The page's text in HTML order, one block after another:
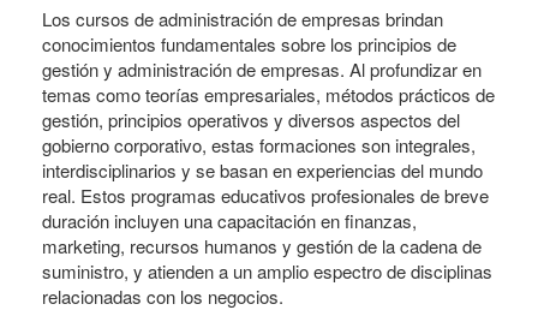
Los cursos de administración de empresas brindan
conocimientos fundamentales sobre los principios de
gestión y administración de empresas. Al profundizar en
temas como teorías empresariales, métodos prácticos de
gestión, principios operativos y diversos aspectos del
gobierno corporativo, estas formaciones son integrales,
interdisciplinarios y se basan en experiencias del mundo
real. Estos programas educativos profesionales de breve
duración incluyen una capacitación en finanzas,
marketing, recursos humanos y gestión de la cadena de
suministro, y atienden a un amplio espectro de disciplinas
relacionadas con los negocios.